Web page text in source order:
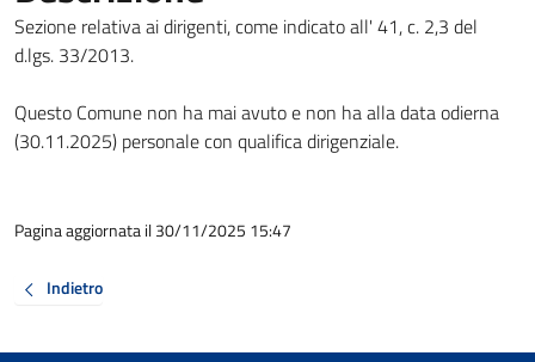
Sezione relativa ai dirigenti, come indicato all' 41, c. 2,3 del
d.lgs. 33/2013.
Questo Comune non ha mai avuto e non ha alla data odierna
(30.11.2025) personale con qualifica dirigenziale.
Pagina aggiornata il 30/11/2025 15:47
Indietro